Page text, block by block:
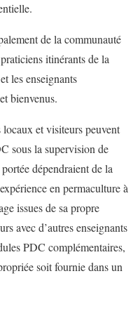
de la communauté
itinérants de la
les enseignants
bienvenus.
locaux et visiteurs peuvent
sous la supervision de
dépendraient de la
en permaculture à
issues de sa propre
avec d’autres enseignants
PDC complémentaires,
soit fournie dans un